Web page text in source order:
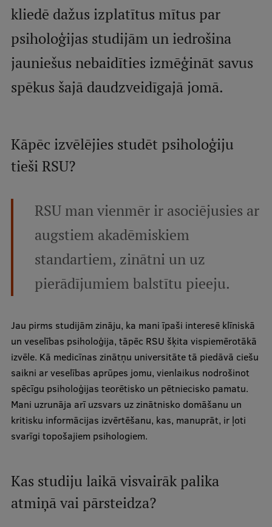
Studiju norises vietas
Fakultātes
Mūsu cilvēki
Stratēģija
Identitāte
Aula
Muzeji un ekspozīcijas
Ģerbonis
Projekti
Virtuālā tūre
Ilgtspējīga attīstība
Studiju un vides pieejamība
Dati par 2025. gadu
Suvenīri un grāmatas
kliedē dažus izplatītus mītus par
psiholoģijas studijām un iedrošina
jauniešus nebaidīties izmēģināt savus
spēkus šajā daudzveidīgajā jomā.
Kāpēc izvēlējies studēt psiholoģiju
tieši RSU?
RSU man vienmēr ir asociējusies ar
augstiem akadēmiskiem
standartiem, zinātni un uz
pierādījumiem balstītu pieeju.
Jau pirms studijām zināju, ka mani īpaši interesē klīniskā
un veselības psiholoģija, tāpēc RSU šķita vispiemērotākā
izvēle. Kā medicīnas zinātņu universitāte tā piedāvā ciešu
saikni ar veselības aprūpes jomu, vienlaikus nodrošinot
spēcīgu psiholoģijas teorētisko un pētniecisko pamatu.
Mani uzrunāja arī uzsvars uz zinātnisko domāšanu un
kritisku informācijas izvērtēšanu, kas, manuprāt, ir ļoti
svarīgi topošajiem psihologiem.
Kas studiju laikā visvairāk palika
atmiņā vai pārsteidza?